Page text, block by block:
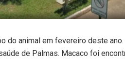
do animal em fevereiro deste ano.
de Palmas. Macaco foi